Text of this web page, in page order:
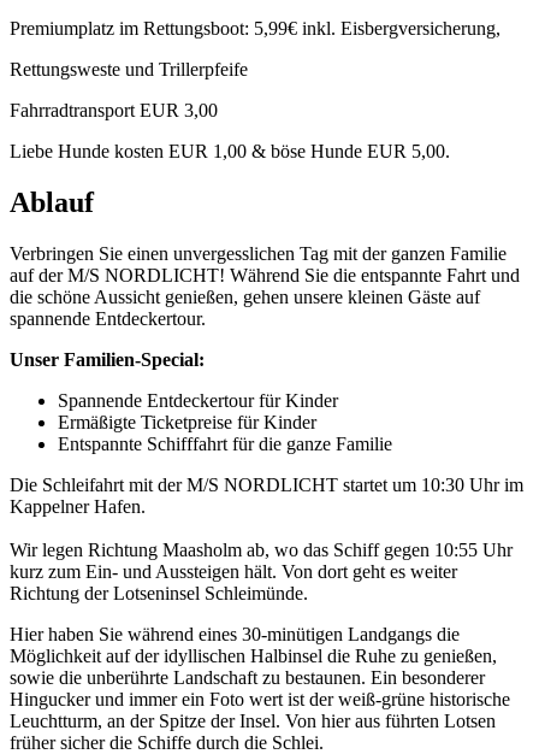
Premiumplatz im Rettungsboot: 5,99€ inkl. Eisbergversicherung,
Rettungsweste und Trillerpfeife
Fahrradtransport EUR 3,00
Liebe Hunde kosten EUR 1,00 & böse Hunde EUR 5,00.
Ablauf
Verbringen Sie einen unvergesslichen Tag mit der ganzen Familie
auf der M/S NORDLICHT! Während Sie die entspannte Fahrt und
die schöne Aussicht genießen, gehen unsere kleinen Gäste auf
spannende Entdeckertour.
Unser Familien-Special:
Spannende Entdeckertour für Kinder
Ermäßigte Ticketpreise für Kinder
Entspannte Schifffahrt für die ganze Familie
Die Schleifahrt mit der M/S NORDLICHT startet um 10:30 Uhr im
Kappelner Hafen.
Wir legen Richtung Maasholm ab, wo das Schiff gegen 10:55 Uhr
kurz zum Ein- und Aussteigen hält. Von dort geht es weiter
Richtung der Lotseninsel Schleimünde.
Hier haben Sie während eines 30-minütigen Landgangs die
Möglichkeit auf der idyllischen Halbinsel die Ruhe zu genießen,
sowie die unberührte Landschaft zu bestaunen. Ein besonderer
Hingucker und immer ein Foto wert ist der weiß-grüne historische
Leuchtturm, an der Spitze der Insel. Von hier aus führten Lotsen
früher sicher die Schiffe durch die Schlei.